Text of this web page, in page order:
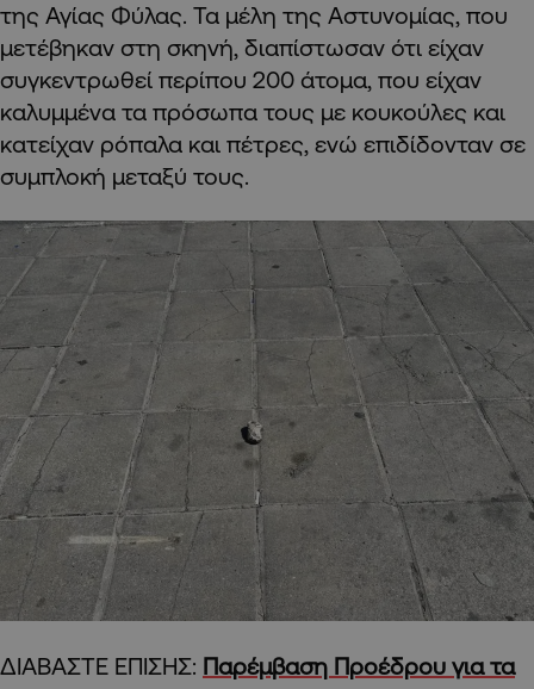
της Αγίας Φύλας. Τα μέλη της Αστυνομίας, που
μετέβηκαν στη σκηνή, διαπίστωσαν ότι είχαν
συγκεντρωθεί περίπου 200 άτομα, που είχαν
καλυμμένα τα πρόσωπα τους με κουκούλες και
κατείχαν ρόπαλα και πέτρες, ενώ επιδίδονταν σε
συμπλοκή μεταξύ τους.
ΔΙΑΒΑΣΤΕ ΕΠΙΣΗΣ: Παρέμβαση Προέδρου για τα